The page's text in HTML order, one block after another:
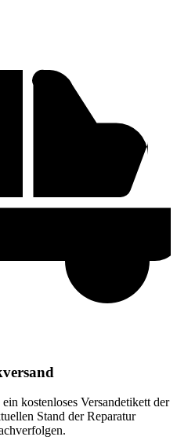
kostenloses Versandetikett der
Stand der Reparatur